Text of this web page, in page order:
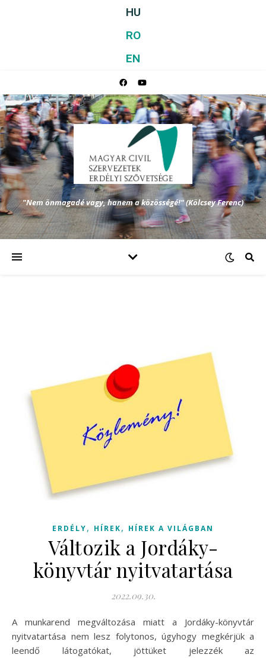
HU
RO
EN
"Nem önmagadé vagy, hanem a közösségé!" (Kölcsey Ferenc)
ERDÉLY, HÍREK, HÍREK A VILÁGBAN
Változik a Jordáky-
könyvtár nyitvatartása
2022.09.30.
A munkarend megváltozása miatt a Jordáky-könyvtár
nyitvatartása nem lesz folytonos, úgyhogy megkérjük a
leendő látogatókat, jöttüket jelezzék az